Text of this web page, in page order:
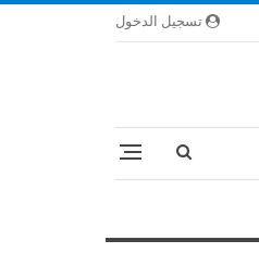
تسجيل الدخول